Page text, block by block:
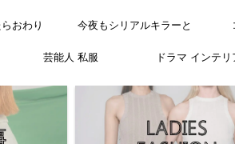
おわり 今夜もシリアルキラーと
芸能人 私服 ドラマ インテリ